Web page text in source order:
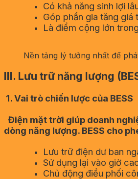
Có khả năng sinh lợi
Góp phần gia tăng giá
Là điểm cộng lớn
Nền tảng lý tưởng nhất để
III. Lưu trữ năng lượng
1. Vai trò chiến lược của BESS
Điện mặt trời giúp doanh
dòng năng lượng. BESS cho
Lưu trữ điện dư ban
Sử dụng lại vào giờ
Chủ động điều phối